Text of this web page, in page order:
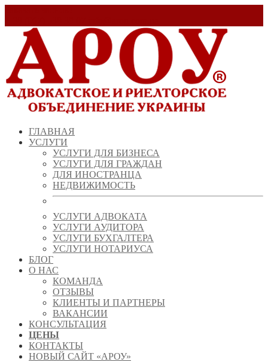
ГЛАВНАЯ
УСЛУГИ
УСЛУГИ ДЛЯ БИЗНЕСА
УСЛУГИ ДЛЯ ГРАЖДАН
ДЛЯ ИНОСТРАНЦА
НЕДВИЖИМОСТЬ
УСЛУГИ АДВОКАТА
УСЛУГИ АУДИТОРА
УСЛУГИ БУХГАЛТЕРА
УСЛУГИ НОТАРИУСА
БЛОГ
О НАС
КОМАНДА
ОТЗЫВЫ
КЛИЕНТЫ И ПАРТНЕРЫ
ВАКАНСИИ
КОНСУЛЬТАЦИЯ
ЦЕНЫ
КОНТАКТЫ
НОВЫЙ САЙТ «АРОУ»